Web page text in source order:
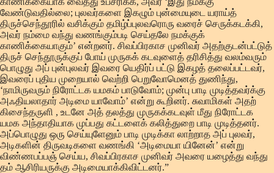
வேண்டுவதில்லை; புலவர்களை இகழும் புன்மையுடை யராய்த்
திருச்செந்தூரில் வசிக்கும் தமிழ்ப்புலவரொரு வரைச் செருக்கடக்கி,
அவர் நம்மை வந்து வணங்கும்படி செய்தலே நமக்குக்
காணிக்கையாகும்’ என்றனர். சிவப்பிரகாச முனிவர் அதற்குடன்பட்டுத்
திருச் செந்தூருக்குப் போய் முருகக் கடவுளைத் தரிசித்து வலம்வரும்
பொழுது அப் புன்புலவர் இவரை யெதிர்ப் பட்டு இகழத் தலைப்பட்டவர்,
இவரைப் புதிய முறையால் வெற்றி பெறுவோமெனத் துணிந்து,
‘நாமிருவரும் நிரோட்டக யமகம் பாடுவோம்; முன்பு பாடி முடித்தவர்க்கு
அஃதியலாதார் அடிமை யாவோம்’ என்று கூறினர். சுவாமிகள் அதற்
கிசைந்தருளி , உடனே அத் தலத்து முருகக்கடவுள் மீது நிரோட்டக
யமக அந்தாதியாக முப்பது கட்டளைக் கலித்துறை பாடி முடித்தனர்.
அப்பொழுது ஒரு செய்யுளேனும் பாடி முடிக்கா லாற்றாத அப் புலவர்,
அடிகளின் திருவடிகளை வணங்கி ‘அடிமையா யினேன்’ என்று
விண்ணபப்பஞ் செய்ய, சிவப்பிரகாச முனிவர் அவரை யழைத்து வந்து
தம் ஆசிரியருக்கு அடிமையாக்கிவிட்டனர்.”